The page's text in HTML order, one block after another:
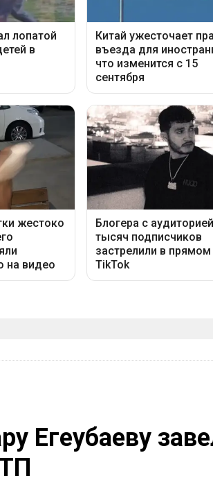
Егеубаеву